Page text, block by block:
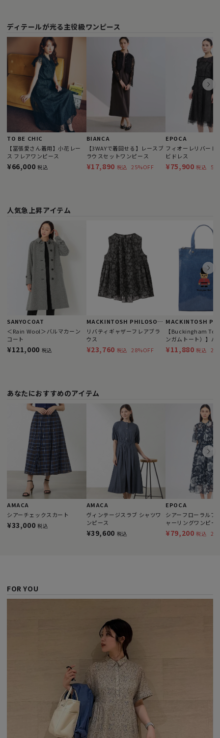
ディテールが光る主役級ワンピース
TO BE CHIC
【冨張愛さん着用】小花レー
ス フレアワンピース
¥66,000 税込
BIANCA
【3WAYで着回せる】レースブ
ラウスセットワンピース
¥17,890 税込 25%OFF
EPOCA
フィオーレリバーレ
ビドレス
¥75,900 税込
人気急上昇アイテム
SANYOCOAT
＜Rain Wool＞バルマカーン
コート
¥121,000 税込
MACKINTOSH PHILOSOPHY
リバティギャザーフレアブラ
ウス
¥23,760 税込 28%OFF
【Buckingham
ンガムトート）】バ
ムベア
¥11,880 税込
あなたにおすすめのアイテム
AMACA
シアーチェックスカート
¥33,000 税込
AMACA
ヴィンテージスラブ シャツワ
ンピース
¥39,600 税込
EPOCA
シアーフローラルプ
ャーリングワンピー
¥79,200 税込
FOR YOU